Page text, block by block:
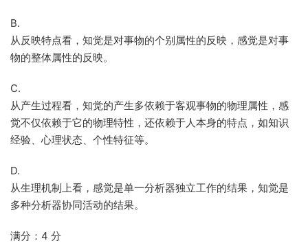
B.
从反映特点看，知觉是对事物的个别属性的反映，感觉是对事
物的整体属性的反映。
C.
从产生过程看，知觉的产生多依赖于客观事物的物理属性，感
觉不仅依赖于它的物理特性，还依赖于人本身的特点，如知识
经验、心理状态、个性特征等。
D.
从生理机制上看，感觉是单一分析器独立工作的结果，知觉是
多种分析器协同活动的结果。
满分：4 分